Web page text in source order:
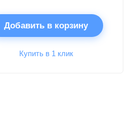
Добавить в корзину
Купить в 1 клик